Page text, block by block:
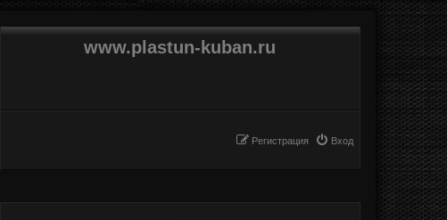
www.plastun-kuban.ru
Вход
Регистрация